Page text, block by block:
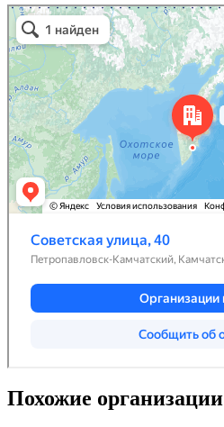
Похожие организации